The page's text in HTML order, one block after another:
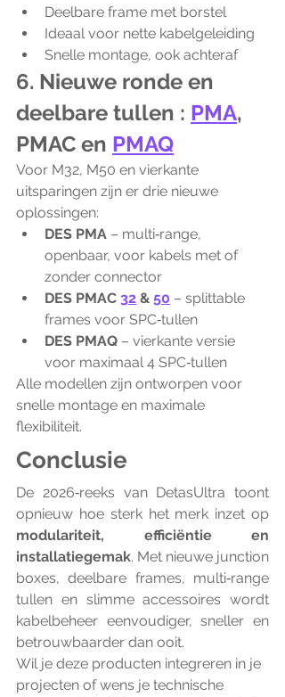
Deelbare frame met borstel
Ideaal voor nette kabelgeleiding
Snelle montage, ook achteraf
6. Nieuwe ronde en
deelbare tullen : PMA,
PMAC en PMAQ
Voor M32, M50 en vierkante
uitsparingen zijn er drie nieuwe
oplossingen:
DES PMA – multi‑range,
openbaar, voor kabels met of
zonder connector
DES PMAC 32 & 50 – splittable
frames voor SPC‑tullen
DES PMAQ – vierkante versie
voor maximaal 4 SPC‑tullen
Alle modellen zijn ontworpen voor
snelle montage en maximale
flexibiliteit.
Conclusie
De 2026‑reeks van DetasUltra toont
modulariteit, efficiëntie en
installatiegemak. Met nieuwe junction
boxes, deelbare frames, multi‑range
tullen en slimme accessoires wordt
kabelbeheer eenvoudiger, sneller en
betrouwbaarder dan ooit.
Wil je deze producten integreren in je
projecten of wens je technische